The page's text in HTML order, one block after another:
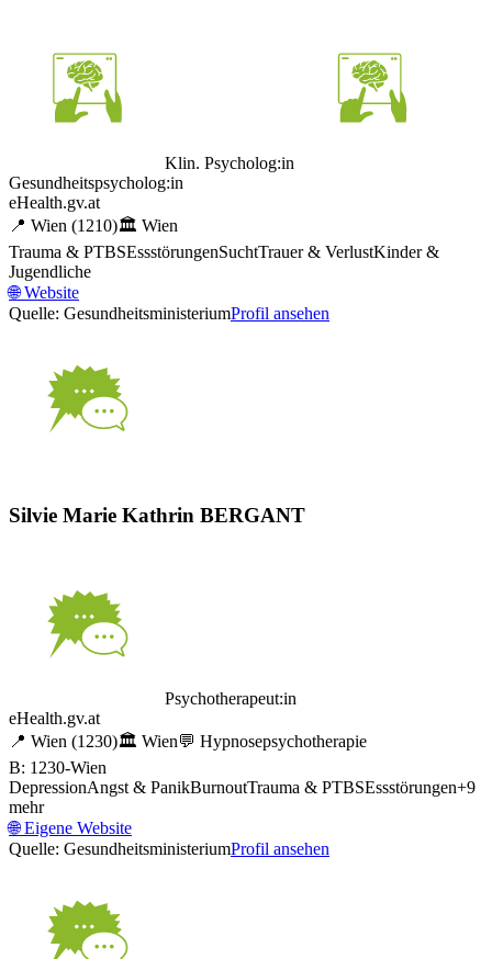
Klin. Psycholog:in
Gesundheitspsycholog:in
eHealth.gv.at
📍 Wien (1210)🏛️ Wien
Trauma & PTBSEssstörungenSuchtTrauer & VerlustKinder &
Jugendliche
🌐Website
Quelle: GesundheitsministeriumProfil ansehen
Silvie Marie Kathrin BERGANT
Psychotherapeut:in
eHealth.gv.at
📍 Wien (1230)🏛️ Wien💬 Hypnosepsychotherapie
B: 1230-Wien
DepressionAngst & PanikBurnoutTrauma & PTBSEssstörungen+9
mehr
🌐Eigene Website
Quelle: GesundheitsministeriumProfil ansehen